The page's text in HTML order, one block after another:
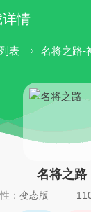
情
表 名将之路-
名将之路
： 变态版